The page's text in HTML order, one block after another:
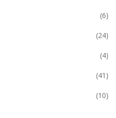
(6)
(24)
(4)
(41)
(10)